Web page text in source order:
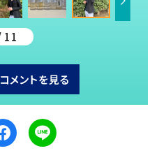
11
メントを見る